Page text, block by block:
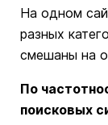
На одном
разных
смешаны на
По
поисковых